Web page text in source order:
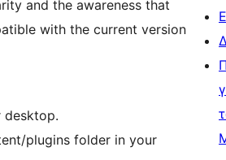
and the awareness that
with the current version
desktop.
plugins folder in your